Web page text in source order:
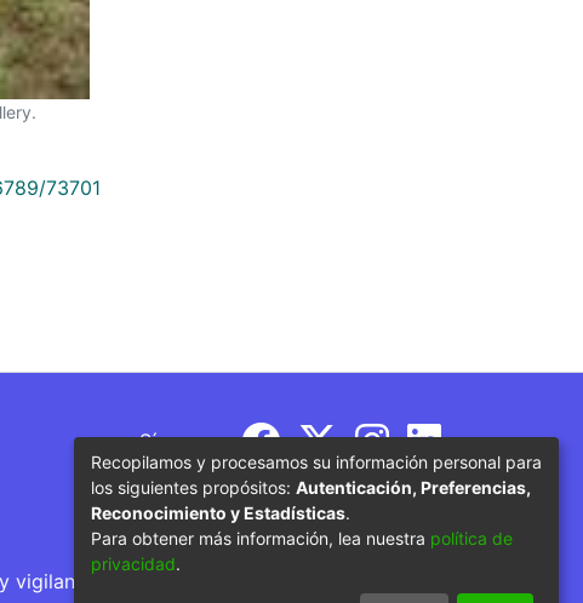
73701
Síguenos
por parte del Ministerio de Educación
Recopilamos y procesamos su información personal para
los siguientes propósitos: Autenticación, Preferencias,
Reconocimiento y Estadísticas.
Para obtener más información, lea nuestra política de
privacidad.